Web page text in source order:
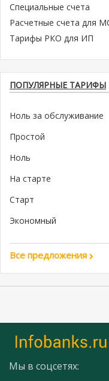
Специальные счета
Расчетные счета для
Тарифы РКО для ИП
ПОПУЛЯРНЫЕ ТАРИФЫ
Ноль за обслуживание
Простой
Ноль
На старте
Старт
Экономный
Все предложения
Мы в соцсетях: